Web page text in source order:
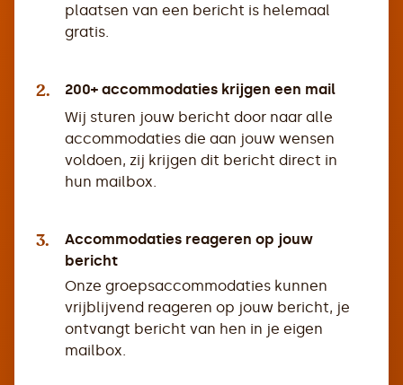
plaatsen van een bericht is helemaal
gratis.
2.
200+ accommodaties krijgen een mail
Wij sturen jouw bericht door naar alle
accommodaties die aan jouw wensen
voldoen, zij krijgen dit bericht direct in
hun mailbox.
3.
Accommodaties reageren op jouw
bericht
Onze groepsaccommodaties kunnen
vrijblijvend reageren op jouw bericht, je
ontvangt bericht van hen in je eigen
mailbox.